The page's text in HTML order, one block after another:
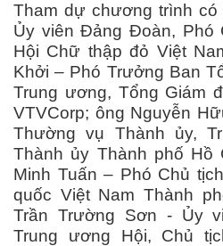
Tham dự chương trình
Ủy viên Đảng Đoàn, Phó
Hội Chữ thập đỏ Việt
Khởi – Phó Trưởng Ban
Trung ương, Tổng Giám
VTVCorp; ông Nguyễn
Thường vụ Thành ủy,
Thành ủy Thành phố Hồ
Minh Tuấn – Phó Chủ
quốc Việt Nam Thành
Trần Trường Sơn - Ủy
Trung ương Hội, Chủ